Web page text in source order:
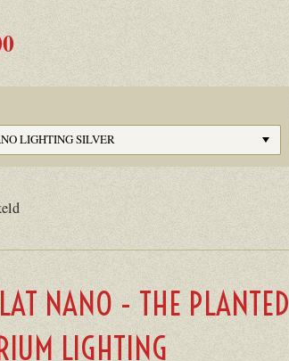
NANO - THE PLANTED
LIGHTING